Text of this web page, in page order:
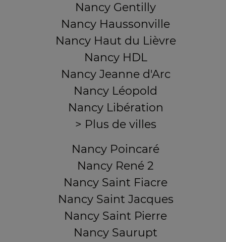
Nancy Gentilly
Nancy Haussonville
Nancy Haut du Lièvre
Nancy HDL
Nancy Jeanne d'Arc
Nancy Léopold
Nancy Libération
> Plus de villes
Nancy Poincaré
Nancy René 2
Nancy Saint Fiacre
Nancy Saint Jacques
Nancy Saint Pierre
Nancy Saurupt